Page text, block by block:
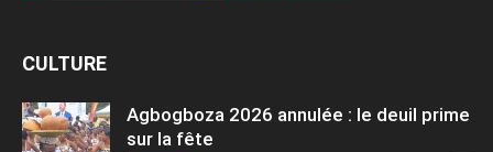
CULTURE
Agbogboza 2026 annulée : le deuil prime
sur la fête